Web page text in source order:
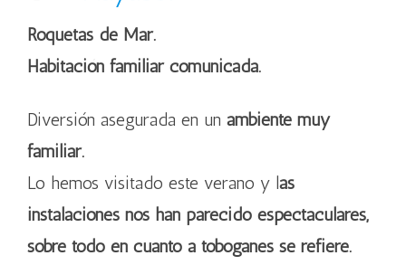
Roquetas de Mar.
Habitación familiar comunicada.
Diversión asegurada en un ambiente muy
familiar.
Lo hemos visitado este verano y las
instalaciones nos han parecido espectaculares,
sobre todo en cuanto a toboganes se refiere.